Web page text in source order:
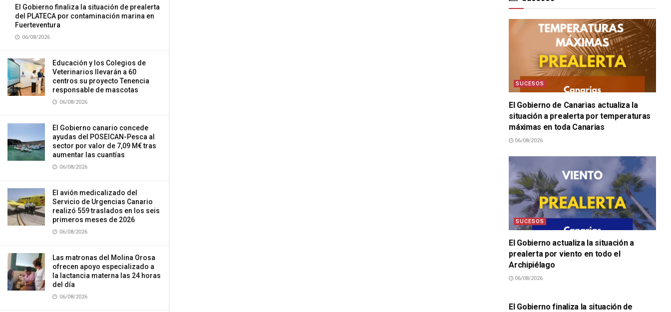
El Gobierno finaliza la situación de prealerta
del PLATECA por contaminación marina en
Fuerteventura
06/08/2026
Educación y los Colegios de
Veterinarios llevarán a 60
centros su proyecto Tenencia
responsable de mascotas
06/08/2026
El Gobierno canario concede
ayudas del POSEICAN-Pesca al
sector por valor de 7,09 M€ tras
aumentar las cuantías
06/08/2026
El avión medicalizado del
Servicio de Urgencias Canario
realizó 559 traslados en los seis
primeros meses de 2026
06/08/2026
Las matronas del Molina Orosa
ofrecen apoyo especializado a
la lactancia materna las 24 horas
del día
06/08/2026
SUCESOS
El Gobierno de Canarias actualiza la
situación a prealerta por temperaturas
máximas en toda Canarias
06/08/2026
SUCESOS
El Gobierno actualiza la situación a
prealerta por viento en todo el
Archipiélago
06/08/2026
El Gobierno finaliza la situación de